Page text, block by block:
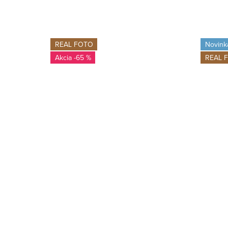
REAL FOTO
-65 %
REAL